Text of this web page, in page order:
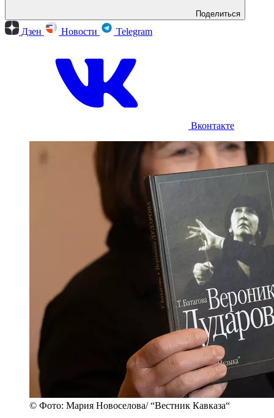
Поделиться
Дзен Новости Telegram
Вконтакте
© Фото: Мария Новоселова/ “Вестник Кавказа“